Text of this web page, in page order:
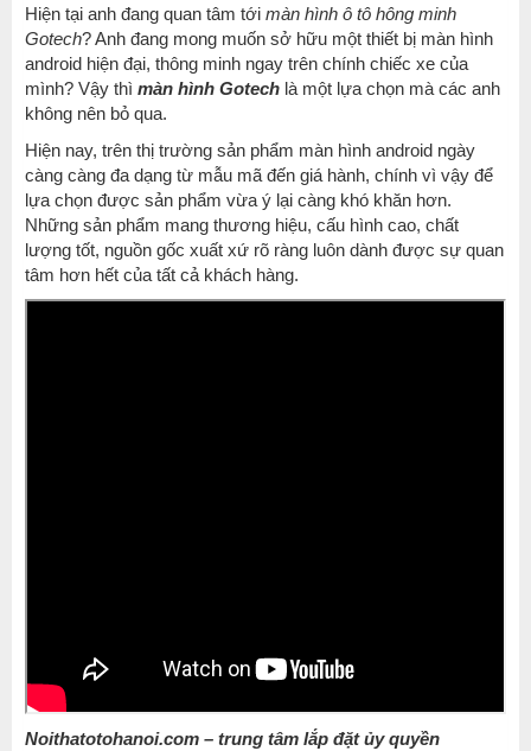
Hiện tại anh đang quan tâm tới màn hình ô tô hông minh
Gotech? Anh đang mong muốn sở hữu một thiết bị màn hình
android hiện đại, thông minh ngay trên chính chiếc xe của
mình? Vậy thì màn hình Gotech là một lựa chọn mà các anh
không nên bỏ qua.
Hiện nay, trên thị trường sản phẩm màn hình android ngày
càng càng đa dạng từ mẫu mã đến giá hành, chính vì vậy để
lựa chọn được sản phẩm vừa ý lại càng khó khăn hơn.
Những sản phẩm mang thương hiệu, cấu hình cao, chất
lượng tốt, nguồn gốc xuất xứ rõ ràng luôn dành được sự quan
tâm hơn hết của tất cả khách hàng.
Noithatotohanoi.com – trung tâm lắp đặt ủy quyền